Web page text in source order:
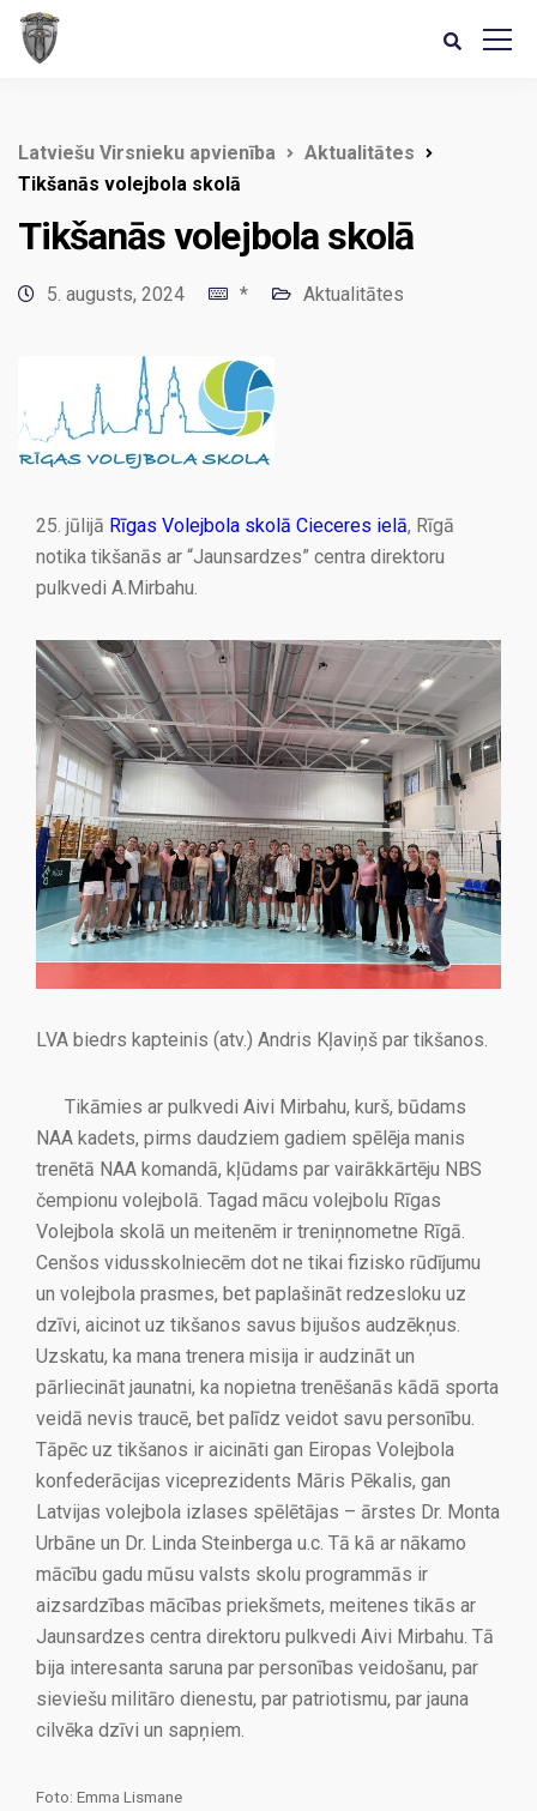
Latviešu Virsnieku apvienība
Aktualitātes
Tikšanās volejbola skolā
Tikšanās volejbola skolā
5. augusts, 2024 * Aktualitātes
25. jūlijā Rīgas Volejbola skolā Cieceres ielā, Rīgā
notika tikšanās ar “Jaunsardzes” centra direktoru
pulkvedi A.Mirbahu.
LVA biedrs kapteinis (atv.) Andris Kļaviņš par tikšanos.
Tikāmies ar pulkvedi Aivi Mirbahu, kurš, būdams
NAA kadets, pirms daudziem gadiem spēlēja manis
trenētā NAA komandā, kļūdams par vairākkārtēju NBS
čempionu volejbolā. Tagad mācu volejbolu Rīgas
Volejbola skolā un meitenēm ir treniņnometne Rīgā.
Cenšos vidusskolniecēm dot ne tikai fizisko rūdījumu
un volejbola prasmes, bet paplašināt redzesloku uz
dzīvi, aicinot uz tikšanos savus bijušos audzēkņus.
Uzskatu, ka mana trenera misija ir audzināt un
pārliecināt jaunatni, ka nopietna trenēšanās kādā sporta
veidā nevis traucē, bet palīdz veidot savu personību.
Tāpēc uz tikšanos ir aicināti gan Eiropas Volejbola
konfederācijas viceprezidents Māris Pēkalis, gan
Latvijas volejbola izlases spēlētājas – ārstes Dr. Monta
Urbāne un Dr. Linda Steinberga u.c. Tā kā ar nākamo
mācību gadu mūsu valsts skolu programmās ir
aizsardzības mācības priekšmets, meitenes tikās ar
Jaunsardzes centra direktoru pulkvedi Aivi Mirbahu. Tā
bija interesanta saruna par personības veidošanu, par
sieviešu militāro dienestu, par patriotismu, par jauna
cilvēka dzīvi un sapņiem.
Foto: Emma Lismane